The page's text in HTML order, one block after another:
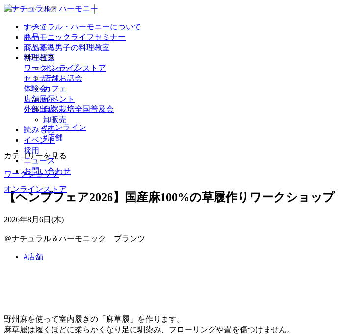
ナチュラル・ハーモニーについて
商品
商品基準
サービス
オンラインストア
店舗
カフェ
イベント
自然栽培全国普及会
卸販売
読みもの
イベント
採用
ニュース
お問い合わせ
オンラインストア
すべて
ハーモニックライフセミナー
おふくろ男子の料理教室
料理教室
ワークショップ
セミナー/ お話会
体験会
店舗展示
外部出店
#オンライン
#店舗
カテゴリーを見る
ワークショップ
【ヘンプフェア2026】国産麻100%の草履作りワークショップ
2026年8月6日(木)
＠ナチュラル＆ハーモニック プランツ
#店舗
野州麻を使って室内履きの「麻草履」を作ります。
麻草履は履くほどに柔らかくなり足に馴染み、フローリングや畳を傷つけません。